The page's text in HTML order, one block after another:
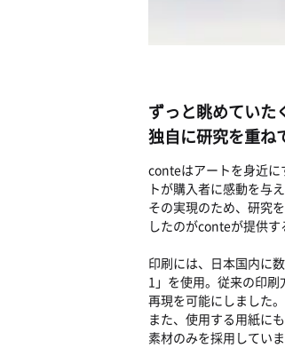
ずっと眺めていた
独自に研究を重ね
conteはアートを身近に
トが購入者に感動を与
その実現のため、研究
したのがconteが提供す
印刷には、日本国内に
1」を使用。従来の印
再現を可能にしました。
また、使用する用紙に
素材のみを採用していま